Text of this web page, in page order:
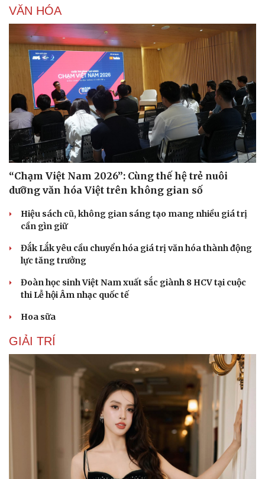
VĂN HÓA
“Chạm Việt Nam 2026”: Cùng thế hệ trẻ nuôi
dưỡng văn hóa Việt trên không gian số
Hiệu sách cũ, không gian sáng tạo mang nhiều giá trị
cần gìn giữ
Đắk Lắk yêu cầu chuyển hóa giá trị văn hóa thành động
lực tăng trưởng
Đoàn học sinh Việt Nam xuất sắc giành 8 HCV tại cuộc
thi Lễ hội Âm nhạc quốc tế
Hoa sữa
GIẢI TRÍ